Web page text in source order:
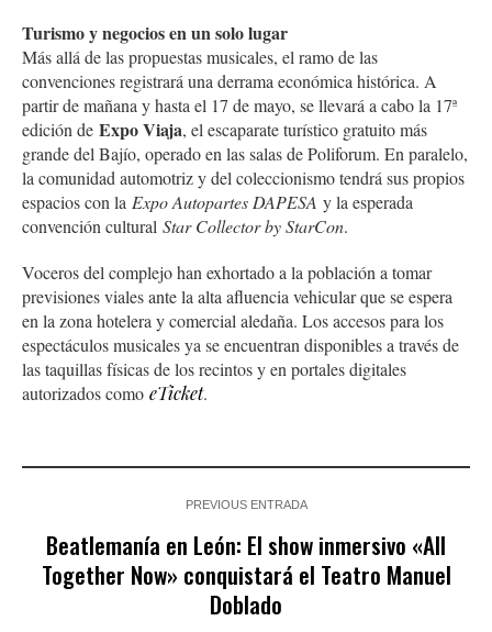
Turismo y negocios en un solo lugar
Más allá de las propuestas musicales, el ramo de las
convenciones registrará una derrama económica histórica. A
partir de mañana y hasta el 17 de mayo, se llevará a cabo la 17ª
edición de Expo Viaja, el escaparate turístico gratuito más
grande del Bajío, operado en las salas de Poliforum. En paralelo,
la comunidad automotriz y del coleccionismo tendrá sus propios
espacios con la Expo Autopartes DAPESA y la esperada
convención cultural Star Collector by StarCon.
Voceros del complejo han exhortado a la población a tomar
previsiones viales ante la alta afluencia vehicular que se espera
en la zona hotelera y comercial aledaña. Los accesos para los
espectáculos musicales ya se encuentran disponibles a través de
las taquillas físicas de los recintos y en portales digitales
autorizados como eTicket.
PREVIOUS ENTRADA
Beatlemanía en León: El show inmersivo «All
Together Now» conquistará el Teatro Manuel
Doblado